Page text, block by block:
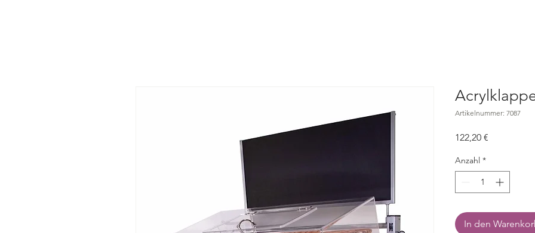
Artikelnummer: 7087
122,20 €
Anzahl *
In den